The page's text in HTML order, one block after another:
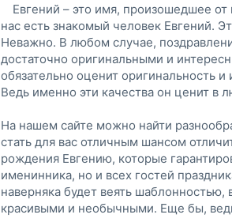
Евгений – это имя, произошедшее
нас есть знакомый человек Евгений.
Неважно. В любом случае,
достаточно оригинальными и
обязательно оценит оригинальность
Ведь именно эти качества он ценит в
На нашем сайте можно найти
стать для вас отличным шансом
рождения Евгению, которые
именинника, но и всех гостей
наверняка будет веять
красивыми и необычными. Еще бы,